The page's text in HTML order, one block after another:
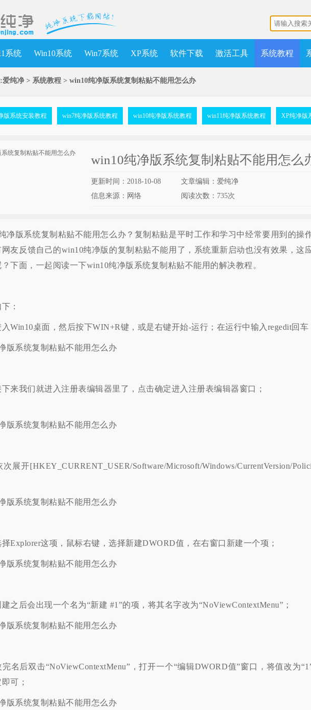
系统 Win10系统 Win7系统 XP系统 软件下载 激活工具 系统教程
爱纯净 > 系统教程 > win10纯净版系统复制粘贴不能用怎么办
版系统安装教程 win7纯净版系统教程 win10纯净版系统教程 win11纯净版系统教程 XP纯净版
win10纯净版系统复制粘贴不能用怎么
更新时间：2018-10-08
文章编辑：爱纯净
信息来源：网络
阅读次数： 735次
版系统复制粘贴不能用怎么办？复制粘贴是平时工作和学习中经常要用到的操
友反馈自己的win10纯净版的复制粘贴不能用了，系统重新启动也没有效果，这
下面，一起阅读一下win10纯净版系统复制粘贴不能用的解决教程。
：
Win10桌面，然后按下WIN+R键，或是右键开始-运行；在运行中输入regedit回车
来我们就进入注册表编辑器里了，点击确定进入注册表编辑器窗口；
展开[HKEY_CURRENT_USER/Software/Microsoft/Windows/CurrentVersion/
Explorer这项，鼠标右键，选择新建DWORD值，在右窗口新建一个项；
之后会出现一个名为“新建 #1”的项，将其名字改为“NoViewContextMenu”；
名后双击“NoViewContextMenu”，打开一个“编辑DWORD值”窗口，将值改为
可；